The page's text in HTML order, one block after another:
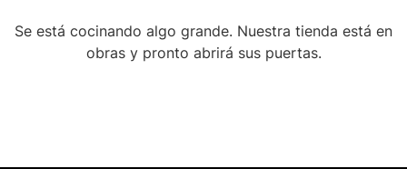
Se está cocinando algo grande. Nuestra tienda está en
obras y pronto abrirá sus puertas.